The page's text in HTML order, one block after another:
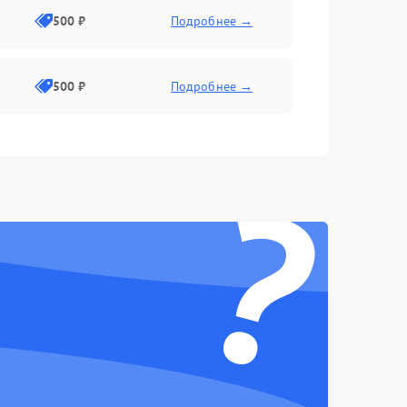
500 ₽ Подробнее →
500 ₽ Подробнее →
1000 ₽
Подробнее →
?